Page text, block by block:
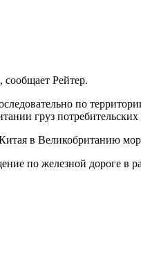
Рейтер.
по
груз
в Великобританию
по железной дороге в